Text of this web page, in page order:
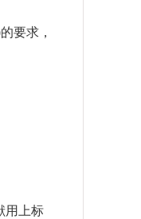
要求，
用上标